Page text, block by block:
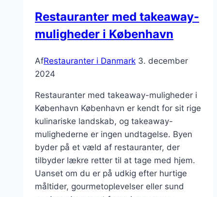
Restauranter med takeaway-
muligheder i København
AfRestauranter i Danmark 3. december
2024
Restauranter med takeaway-muligheder i
København København er kendt for sit rige
kulinariske landskab, og takeaway-
mulighederne er ingen undtagelse. Byen
byder på et væld af restauranter, der
tilbyder lækre retter til at tage med hjem.
Uanset om du er på udkig efter hurtige
måltider, gourmetoplevelser eller sund